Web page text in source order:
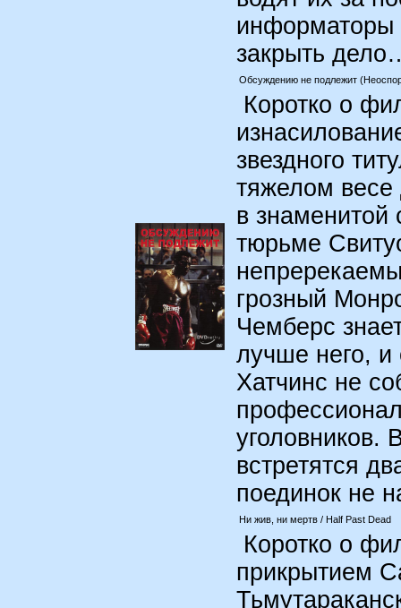
информаторы
закрыть
Обсуждению не подлежит
Коротко о
звездного
тяжелом
в знаменитой
тюрьме
грозный
Чемберс
лучше него, и
Хатчинс не
уголовников.
встретятся
поединок не
Ни жив, ни мертв / Half Past Dead
Коротко о
прикрытием